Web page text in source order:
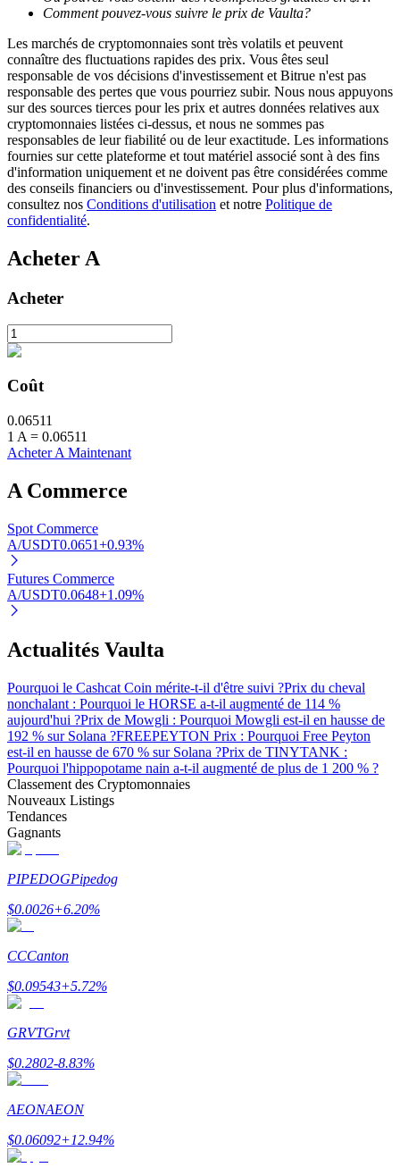
Blocages BTR
Des investissements exclusifs pour les détenteurs de BTR
Investissement automobile
Obtenez des bénéfices à long terme et des intérêts flexibles
Apprenez le Staking
Découvrez comment gagner un revenu passif
Bitrue
Comment pouvez-vous suivre le prix de Vaulta?
Les marchés de cryptomonnaies sont très volatils et peuvent
connaître des fluctuations rapides des prix. Vous êtes seul
responsable de vos décisions d'investissement et Bitrue n'est pas
responsable des pertes que vous pourriez subir. Nous nous appuyons
sur des sources tierces pour les prix et autres données relatives aux
cryptomonnaies listées ci-dessus, et nous ne sommes pas
responsables de leur fiabilité ou de leur exactitude. Les informations
fournies sur cette plateforme et tout matériel associé sont à des fins
d'information uniquement et ne doivent pas être considérées comme
des conseils financiers ou d'investissement. Pour plus d'informations,
consultez nos Conditions d'utilisation et notre Politique de
confidentialité.
Acheter A
Acheter
Coût
0.06511
1 A = 0.06511
Acheter A Maintenant
A Commerce
Spot Commerce
A/USDT0.0651+0.93%
Futures Commerce
A/USDT0.0648+1.09%
Actualités Vaulta
Pourquoi le Cashcat Coin mérite-t-il d'être suivi ?Prix du cheval
nonchalant : Pourquoi le HORSE a-t-il augmenté de 114 %
aujourd'hui ?Prix de Mowgli : Pourquoi Mowgli est-il en hausse de
192 % sur Solana ?FREEPEYTON Prix : Pourquoi Free Peyton
est-il en hausse de 670 % sur Solana ?Prix de TINYTANK :
Pourquoi l'hippopotame nain a-t-il augmenté de plus de 1 200 % ?
Classement des Cryptomonnaies
Nouveaux Listings
Tendances
Gagnants
PIPEDOGPipedog
$0.0026+6.20%
CCCanton
$0.09543+5.72%
GRVTGrvt
$0.2802-8.83%
AEONAEON
$0.06092+12.94%